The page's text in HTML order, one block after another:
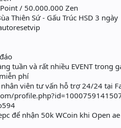
/ 50.000.000 Zen
Thiên Sứ - Gấu Trúc HSD 3 ngày
tuần và rất nhiều EVENT trong
phí
viên tư vấn hỗ trợ 24/24 tại
để nhận 50k WCoin khi Open